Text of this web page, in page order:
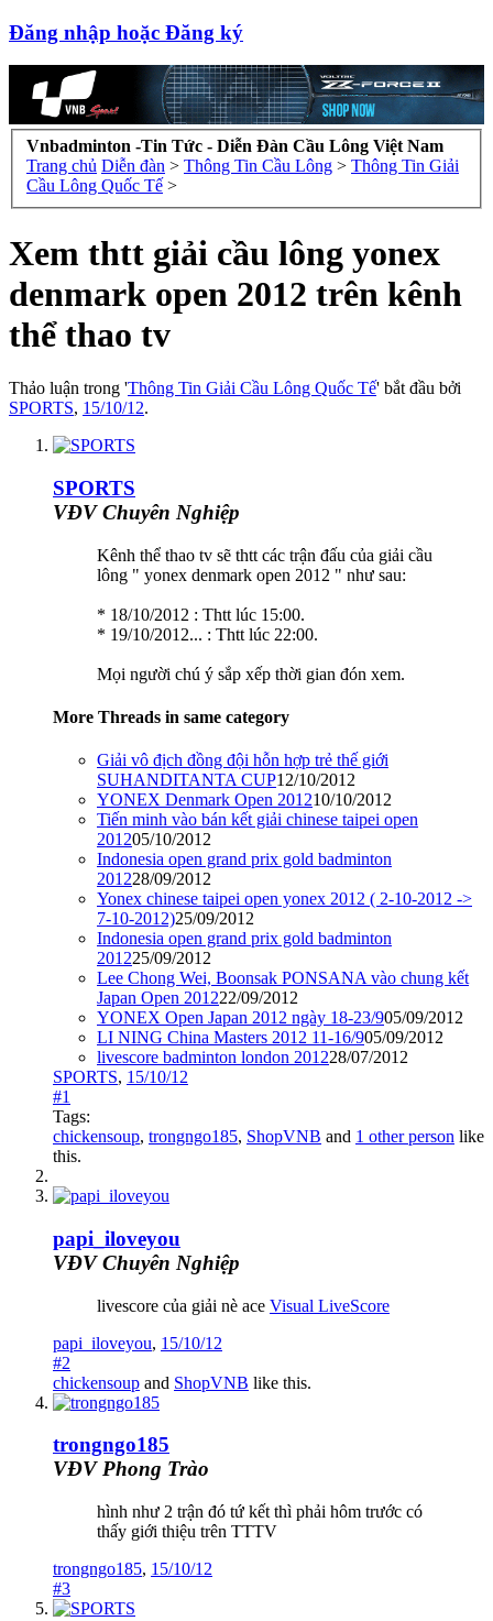
Đăng nhập hoặc Đăng ký
Vnbadminton -Tin Tức - Diễn Đàn Cầu Lông Việt Nam
Trang chủ Diễn đàn > Thông Tin Cầu Lông > Thông Tin Giải
Cầu Lông Quốc Tế >
Xem thtt giải cầu lông yonex
denmark open 2012 trên kênh
thể thao tv
Thảo luận trong 'Thông Tin Giải Cầu Lông Quốc Tế' bắt đầu bởi
SPORTS, 15/10/12.
SPORTS
VĐV Chuyên Nghiệp
Kênh thể thao tv sẽ thtt các trận đấu của giải cầu
lông " yonex denmark open 2012 " như sau:
* 18/10/2012 : Thtt lúc 15:00.
* 19/10/2012... : Thtt lúc 22:00.
Mọi người chú ý sắp xếp thời gian đón xem.
More Threads in same category
Giải vô địch đồng đội hỗn hợp trẻ thế giới
SUHANDITANTA CUP12/10/2012
YONEX Denmark Open 201210/10/2012
Tiến minh vào bán kết giải chinese taipei open
201205/10/2012
Indonesia open grand prix gold badminton
201228/09/2012
Yonex chinese taipei open yonex 2012 ( 2-10-2012 ->
7-10-2012)25/09/2012
Indonesia open grand prix gold badminton
201225/09/2012
Lee Chong Wei, Boonsak PONSANA vào chung kết
Japan Open 201222/09/2012
YONEX Open Japan 2012 ngày 18-23/905/09/2012
LI NING China Masters 2012 11-16/905/09/2012
livescore badminton london 201228/07/2012
SPORTS, 15/10/12
#1
Tags:
chickensoup, trongngo185, ShopVNB and 1 other person like
this.
papi_iloveyou
VĐV Chuyên Nghiệp
livescore của giải nè ace Visual LiveScore
papi_iloveyou, 15/10/12
#2
chickensoup and ShopVNB like this.
trongngo185
VĐV Phong Trào
hình như 2 trận đó tứ kết thì phải hôm trước có
thấy giới thiệu trên TTTV
trongngo185, 15/10/12
#3